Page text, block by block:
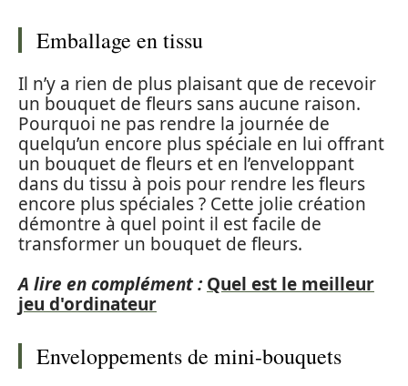
Emballage en tissu
Il n’y a rien de plus plaisant que de recevoir
un bouquet de fleurs sans aucune raison.
Pourquoi ne pas rendre la journée de
quelqu’un encore plus spéciale en lui offrant
un bouquet de fleurs et en l’enveloppant
dans du tissu à pois pour rendre les fleurs
encore plus spéciales ? Cette jolie création
démontre à quel point il est facile de
transformer un bouquet de fleurs.
A lire en complément : Quel est le meilleur
jeu d'ordinateur
Enveloppements de mini-bouquets